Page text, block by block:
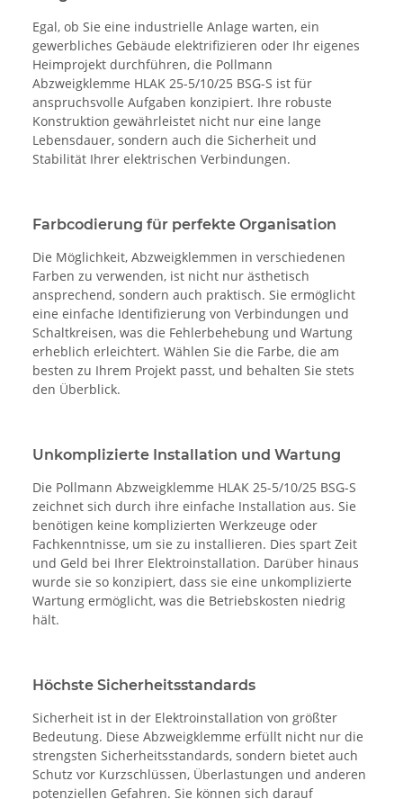
Egal, ob Sie eine industrielle Anlage warten, ein
gewerbliches Gebäude elektrifizieren oder Ihr eigenes
Heimprojekt durchführen, die Pollmann
Abzweigklemme HLAK 25-5/10/25 BSG-S ist für
anspruchsvolle Aufgaben konzipiert. Ihre robuste
Konstruktion gewährleistet nicht nur eine lange
Lebensdauer, sondern auch die Sicherheit und
Stabilität Ihrer elektrischen Verbindungen.
Farbcodierung für perfekte Organisation
Die Möglichkeit, Abzweigklemmen in verschiedenen
Farben zu verwenden, ist nicht nur ästhetisch
ansprechend, sondern auch praktisch. Sie ermöglicht
eine einfache Identifizierung von Verbindungen und
Schaltkreisen, was die Fehlerbehebung und Wartung
erheblich erleichtert. Wählen Sie die Farbe, die am
besten zu Ihrem Projekt passt, und behalten Sie stets
den Überblick.
Unkomplizierte Installation und Wartung
Die Pollmann Abzweigklemme HLAK 25-5/10/25 BSG-S
zeichnet sich durch ihre einfache Installation aus. Sie
benötigen keine komplizierten Werkzeuge oder
Fachkenntnisse, um sie zu installieren. Dies spart Zeit
und Geld bei Ihrer Elektroinstallation. Darüber hinaus
wurde sie so konzipiert, dass sie eine unkomplizierte
Wartung ermöglicht, was die Betriebskosten niedrig
hält.
Höchste Sicherheitsstandards
Sicherheit ist in der Elektroinstallation von größter
Bedeutung. Diese Abzweigklemme erfüllt nicht nur die
strengsten Sicherheitsstandards, sondern bietet auch
Schutz vor Kurzschlüssen, Überlastungen und anderen
potenziellen Gefahren. Sie können sich darauf